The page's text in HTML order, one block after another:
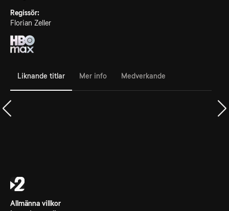
Regissör:
Florian Zeller
Liknande titlar Mer info Medverkande
Allmänna villkor